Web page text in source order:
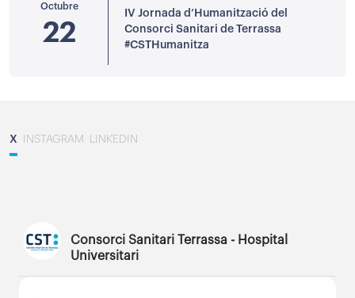
Octubre
22
IV Jornada d’Humanització del
Consorci Sanitari de Terrassa
#CSTHumanitza
X INSTAGRAM LINKEDIN
Consorci Sanitari Terrassa - Hospital
Universitari